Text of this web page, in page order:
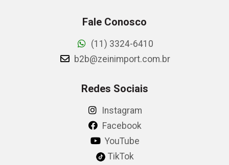
Fale Conosco
(11) 3324-6410
b2b@zeinimport.com.br
Redes Sociais
Instagram
Facebook
YouTube
TikTok